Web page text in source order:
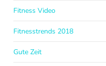
Fitness Video
Fitnesstrends 2018
Gute Zeit